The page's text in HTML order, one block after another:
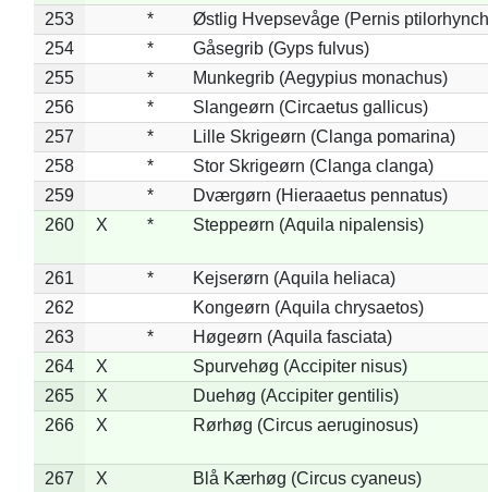
253
*
Østlig Hvepsevåge (Pernis
254
*
Gåsegrib (Gyps fulvus)
255
*
Munkegrib (Aegypius monachus)
256
*
Slangeørn (Circaetus gallicus)
257
*
Lille Skrigeørn (Clanga pomarina)
258
*
Stor Skrigeørn (Clanga clanga)
259
*
Dværgørn (Hieraaetus pennatus)
260
X * Steppeørn (Aquila nipalensis)
261 *
Kejserørn (Aquila heliaca)
262
Kongeørn (Aquila chrysaetos)
263
*
Høgeørn (Aquila fasciata)
264
X
Spurvehøg (Accipiter nisus)
265
X
Duehøg (Accipiter gentilis)
266
X Rørhøg (Circus aeruginosus)
267 X Blå Kærhøg (Circus cyaneus)